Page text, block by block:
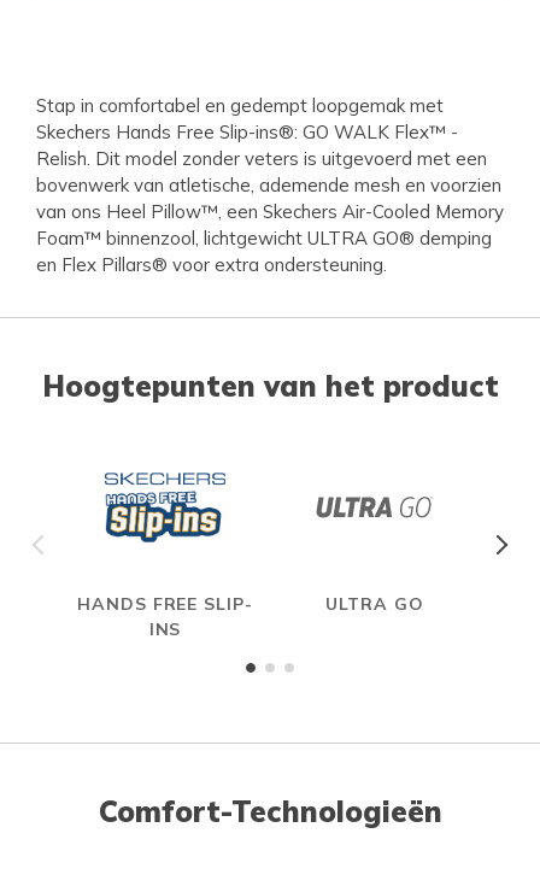
Stap in comfortabel en gedempt loopgemak met
Skechers Hands Free Slip-ins®: GO WALK Flex™ -
Relish. Dit model zonder veters is uitgevoerd met een
bovenwerk van atletische, ademende mesh en voorzien
van ons Heel Pillow™, een Skechers Air-Cooled Memory
Foam™ binnenzool, lichtgewicht ULTRA GO® demping
en Flex Pillars® voor extra ondersteuning.
Hoogtepunten van het product
HANDS FREE SLIP-
INS
ULTRA GO
Comfort-Technologieën